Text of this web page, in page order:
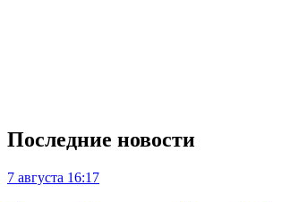
Последние новости
7 августа 16:17